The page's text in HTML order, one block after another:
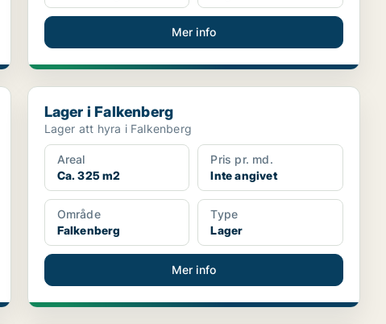
Mer info
Lager i Falkenberg
Lager i Falkenberg
Lager att hyra i Falkenberg
Areal
Ca. 325 m2
Pris pr. md.
Inte angivet
Område
Falkenberg
Type
Lager
Mer info